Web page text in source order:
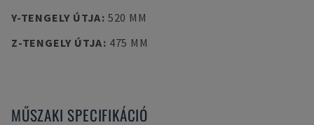
Y-TENGELY ÚTJA: 520 MM
Z-TENGELY ÚTJA: 475 MM
MŰSZAKI SPECIFIKÁCIÓ